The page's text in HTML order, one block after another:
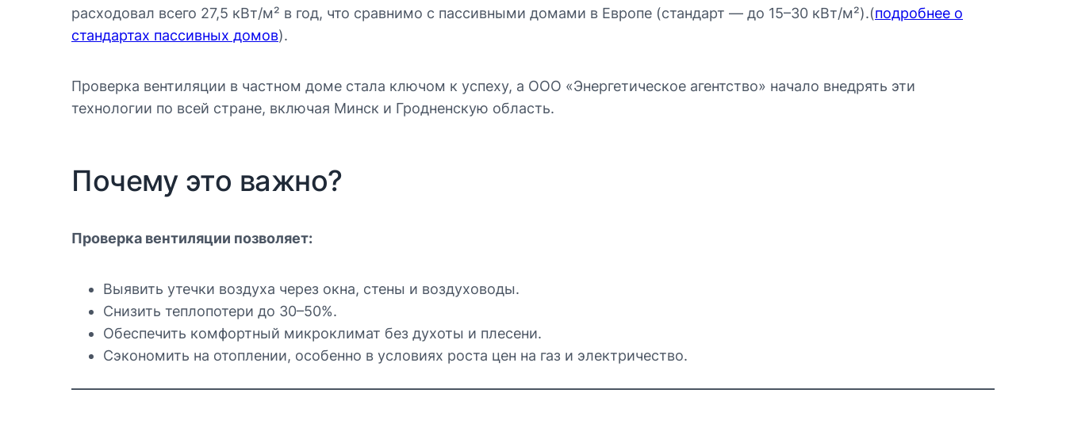
расходовал всего 27,5 кВт/м² в год, что сравнимо с пассивными домами в Европе (стандарт — до 15–30 кВт/м²).(подробнее о
стандартах пассивных домов).
Проверка вентиляции в частном доме стала ключом к успеху, а ООО «Энергетическое агентство» начало внедрять эти
технологии по всей стране, включая Минск и Гродненскую область.
Почему это важно?
Проверка вентиляции позволяет:
Выявить утечки воздуха через окна, стены и воздуховоды.
Снизить теплопотери до 30–50%.
Обеспечить комфортный микроклимат без духоты и плесени.
Сэкономить на отоплении, особенно в условиях роста цен на газ и электричество.